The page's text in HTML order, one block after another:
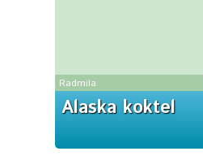
Radmila
Alaska koktel